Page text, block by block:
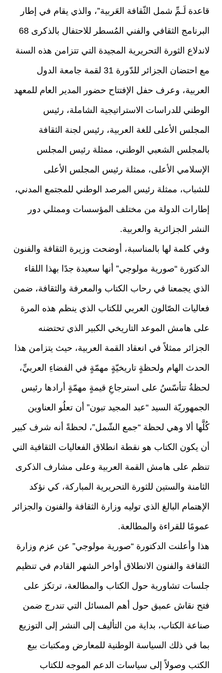
قاعدة لَـمِّ شمل الثّقافة العَربية”، والذي يقام في إطار
البرنامج الثقافي والفني المُسطر للاحتفال بالذكرى 68
لاندلاع الثورة التحريرية المجيدة التي تتزامن هذه السنة
مع احتضان الجزائر للدّورة 31 لقمة جامعة الدول
العربية، وعرف حفل الإفتتاح حضور المدير العام للمعهد
الوطني للدراسات الاستراتيجية الشاملة، رئيس
المجلس الأعلى للغة العربية، رئيس لجنة الثقافة
بالمجلس الشعبي الوطني، ممثلة رئيس المجلس
الإسلامي الأعلى، ممثلة رئيس المجلس الأعلى
للشباب، ممثلة رئيس المرصد الوطني للمجتمع المدني،
إطارات الدولة من مختلف المؤسسات وممثلي دور
النشر الجزائرية والعربية.
وفي كلمة لها بالمناسبة، أوضحت وزيرة الثقافة والفنون
الدكتورة “صورية مولوجي” أنها سعيدة جدًا بهذا اللقاء
الذي يجمعنا في رحاب الكتاب والمعرفة والثقافة، ضمن
فعاليات الصّالون العربي للكتاب الذي ينظم هذه المرة
على هامش الموعد التاريخي الكبير الذي تحتضنه
الجزائر ممثلاً في انعقاد القمة العربية، حيث يتزامن هذا
الحدث الهام ولحظةٍ تاريخيّةٍ مهمّةٍ في الفضاءِ العربيِّ،
لحظةُ تتأسّسُ على استرجاعِ قيمةٍ مهمّةٍ أرادها رئيس
الجمهوريّة السيد “عبد المجيد تبون” أن تعلُو العناوين
كُلَّها ألا وهي لحظة “جمع الشّمل”، لحظةً أنه شرف كبير
أن يكون الكتاب هو نقطة انطلاق الفعاليات الثقافية التي
تنظم على هامش القمة العربية وعلى مشارف الذكرى
الثامنة والستين للثورة التحريرية المباركة، كي نؤكد
الإهتمام البالغ الذي توليه وزارة الثقافة والفنون والجزائر
عمومًا للقراءة والمطالعة.
هذا وأعلنت الدكتورة “صورية مولوجي” عن عزم وزارة
الثقافة والفنون الانطلاق أواخر الشهر القادم في تنظيم
جلسات تشاورية حول الكتاب والمطالعة، ترتكز على
فتح نقاش عميق حول أهم المسائل التي تندرج ضمن
صناعة الكتاب، بداية من التأليف إلى النشر إلى التوزيع
بما في ذلك السياسة الوطنية للمعارض ومكتبات بيع
الكتب وصولاً إلى سياسات الدعم الموجه للكتاب